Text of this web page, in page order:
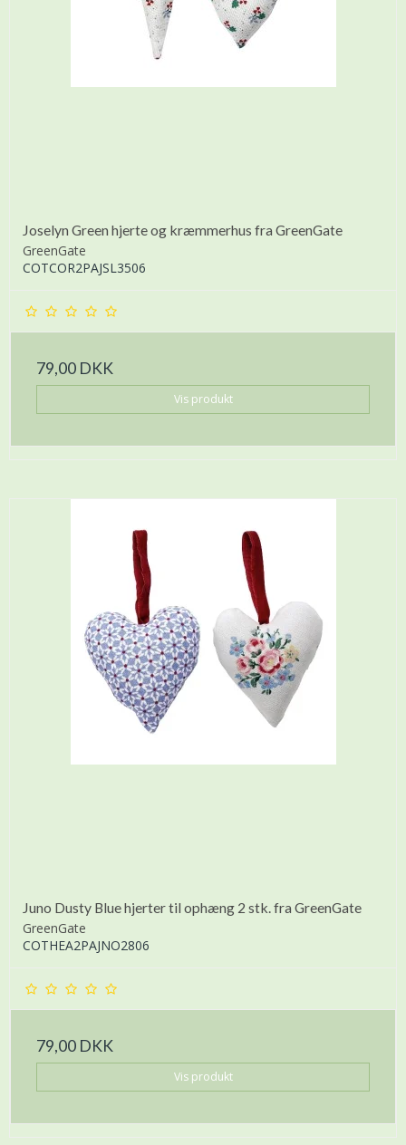
Joselyn Green hjerte og kræmmerhus fra GreenGate
GreenGate
COTCOR2PAJSL3506
79,00 DKK
Vis produkt
Juno Dusty Blue hjerter til ophæng 2 stk. fra GreenGate
GreenGate
COTHEA2PAJNO2806
79,00 DKK
Vis produkt